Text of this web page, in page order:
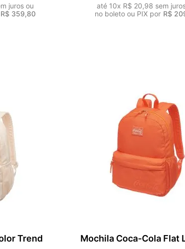
juros ou
R$ 359,80
até 10x R$ 20,98 sem
no boleto ou PIX por R$
Trend
Mochila Coca-Cola Flat
ADICIONAR AO